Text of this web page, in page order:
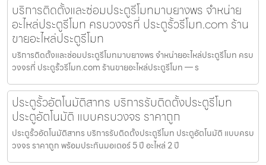
บริการติดตั้งและซ่อมประตูรีโมทมาบยางพร จำหน่าย
อะไหล่ประตูรีโมท ครบวงจรที่ ประตูรั้วรีโมท.com ร้าน
ขายอะไหล่ประตูรีโมท
บริการติดตั้งและซ่อมประตูรีโมทมาบยางพร จำหน่ายอะไหล่ประตูรีโมท ครบ
วงจรที่ ประตูรั้วรีโมท.com ร้านขายอะไหล่ประตูรีโมท — ร
ประตูรั้วอัตโนมัติสาทร บริการรับติดตั้งประตูรีโมท
ประตูอัตโนมัติ แบบครบวงจร ราคาถูก
ประตูรั้วอัตโนมัติสาทร บริการรับติดตั้งประตูรีโมท ประตูอัตโนมัติ แบบครบ
วงจร ราคาถูก พร้อมประกันมอเตอร์ 5 ปี อะไหล่ 2 ปี